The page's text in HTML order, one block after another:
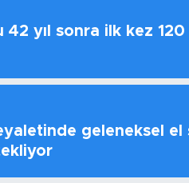
yıl sonra ilk kez
geleneksel el